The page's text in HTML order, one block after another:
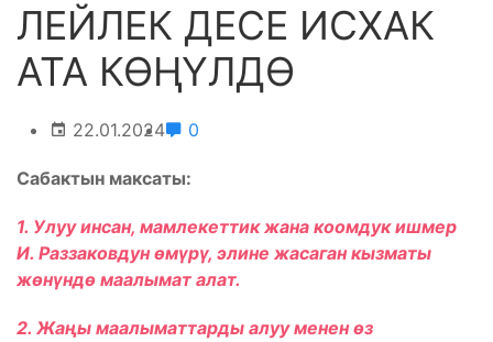
ЛЕЙЛЕК ДЕСЕ ИСХАК
АТА КӨҢҮЛДӨ
22.01.2024 0
Сабактын максаты:
1. Улуу инсан, мамлекеттик жана коомдук ишмер
И. Раззаковдун өмүрү, элине жасаган кызматы
жөнүндө маалымат алат.
2. Жаңы маалыматтарды алуу менен өз